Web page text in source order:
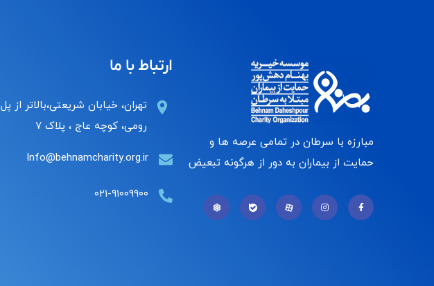
مبارزه با سرطان در تمامی عرصه ها و
حمایت از بیماران به دور از هرگونه تبعیض
ارتباط با ما
تهران، خیابان شریعتی،بالاتر از پل
رومی، کوچه عاج ، پلاک ۷
Info@behnamcharity.org.ir
۰۲۱-۹۱۰۰۹۹۰۰